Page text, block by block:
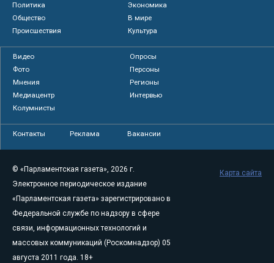
Политика
Экономика
Общество
В мире
Происшествия
Культура
Видео
Опросы
Фото
Персоны
Мнения
Регионы
Медиацентр
Интервью
Колумнисты
Контакты Реклама Вакансии
© «Парламентская газета», 2026 г.
Электронное периодическое издание
«Парламентская газета» зарегистрировано в
Федеральной службе по надзору в сфере
связи, информационных технологий и
массовых коммуникаций (Роскомнадзор) 05
августа 2011 года. 18+
Карта сайта